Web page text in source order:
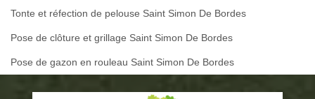
Tonte et réfection de pelouse Saint Simon De Bordes
Pose de clôture et grillage Saint Simon De Bordes
Pose de gazon en rouleau Saint Simon De Bordes